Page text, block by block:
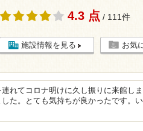
4.3 点 / 111件
施設情報を見る お気
れてコロナ明けに久し振りに来館し
た。とても気持ちが良かったです。